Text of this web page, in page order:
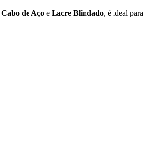
Cabo de Aço e Lacre Blindado, é ideal para